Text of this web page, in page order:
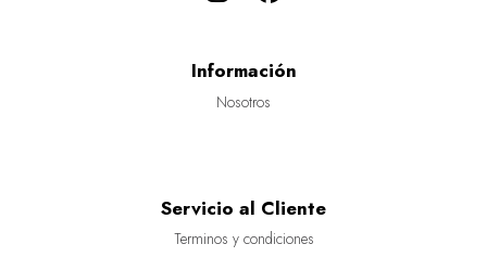
Información
Nosotros
Servicio al Cliente
Terminos y condiciones